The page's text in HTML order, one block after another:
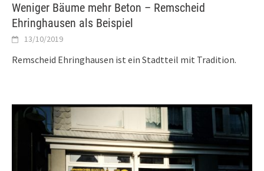
Weniger Bäume mehr Beton – Remscheid
Ehringhausen als Beispiel
13/10/2019
Remscheid Ehringhausen ist ein Stadtteil mit Tradition.